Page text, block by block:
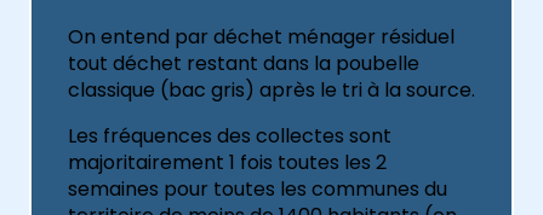
On entend par déchet ménager résiduel
tout déchet restant dans la poubelle
classique (bac gris) après le tri à la source.
Les fréquences des collectes sont
majoritairement 1 fois toutes les 2
semaines pour toutes les communes du